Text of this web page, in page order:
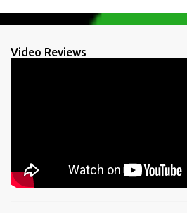
Video Reviews